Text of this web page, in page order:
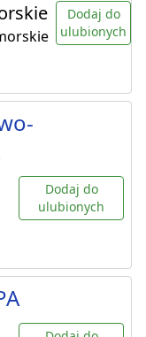
Dodaj do
ulubionych
Dodaj do
ulubionych